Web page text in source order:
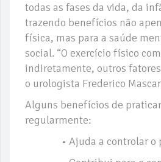
todas as fases da vida, da
trazendo benefícios não
física, mas para a saúde
social. “O exercício físico
indiretamente, outros
o urologista Frederico
Alguns benefícios de
regularmente:
• Ajuda a controlar o